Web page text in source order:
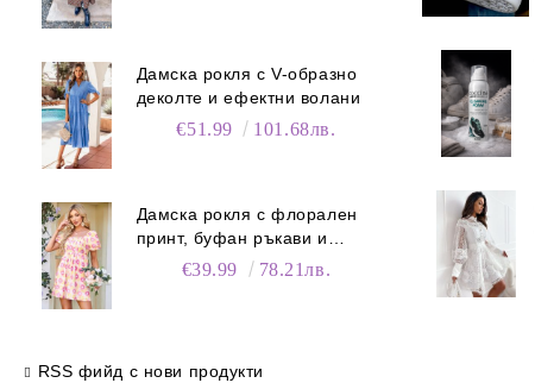
Дамска рокля с V-образно
деколте и ефектни волани
€51.99 101.68лв.
Дамска рокля с флорален
принт, буфан ръкави и
джобове€39.99 78.21лв.
RSS фийд с нови продукти